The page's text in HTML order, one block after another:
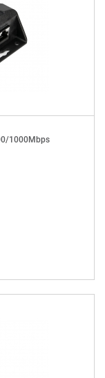
1000Mbps